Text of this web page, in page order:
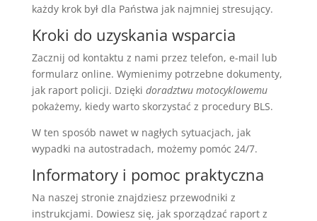
każdy krok był dla Państwa jak najmniej stresujący.
Kroki do uzyskania wsparcia
Zacznij od kontaktu z nami przez telefon, e-mail lub
formularz online. Wymienimy potrzebne dokumenty,
jak raport policji. Dzięki doradztwu motocyklowemu
pokażemy, kiedy warto skorzystać z procedury BLS.
W ten sposób nawet w nagłych sytuacjach, jak
wypadki na autostradach, możemy pomóc 24/7.
Informatory i pomoc praktyczna
Na naszej stronie znajdziesz przewodniki z
instrukcjami. Dowiesz się, jak sporządzać raport z